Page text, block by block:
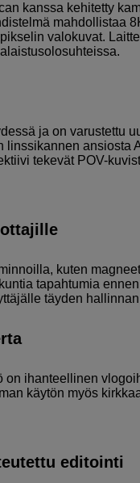
kanssa kehitetty
mahdollistaa
valokuvat.
ja on varustettu
linssikannen
tekevät POV-
kuten
tapahtumia
täyden
on ihanteellinen
käytön myös
editointi